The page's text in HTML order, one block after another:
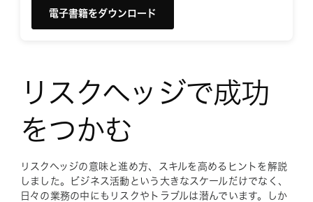
電子書籍をダウンロード
リスクヘッジで成功
をつかむ
リスクヘッジの意味と進め方、スキルを高めるヒントを解説
しました。ビジネス活動という大きなスケールだけでなく、
日々の業務の中にもリスクやトラブルは潜んでいます。しか